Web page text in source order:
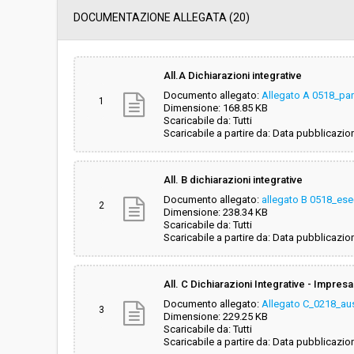
Data pubblicazione:
Svolgimento: Gara in busta
Responsabile attuale:
ESTAR - ENTE DI
DOCUMENTAZIONE ALLEGATA (20)
1
All.A Dichiarazioni integrative
Documento allegato: Allegato A
Dimensione: 168.85 KB
Scaricabile da: Tutti
Scaricabile a partire da: Data
2
All. B dichiarazioni integrative
Documento allegato: allegato B
Dimensione: 238.34 KB
Scaricabile da: Tutti
Scaricabile a partire da: Data
3
All. C Dichiarazioni Integrative -
Documento allegato: Allegato
Dimensione: 229.25 KB
Scaricabile da: Tutti
Scaricabile a partire da: Data